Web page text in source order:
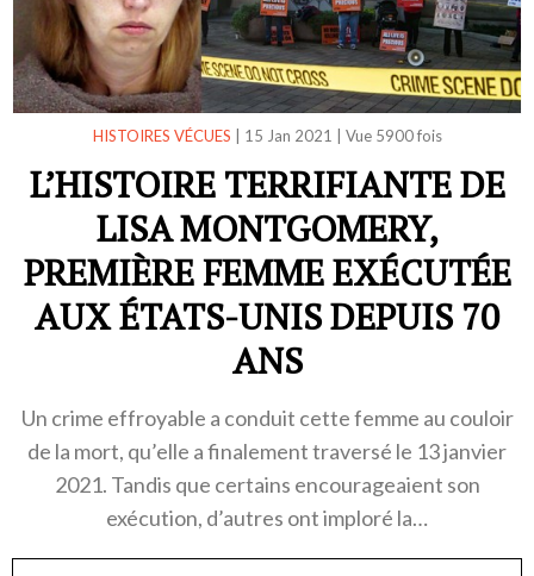
HISTOIRES VÉCUES 15 Jan 2021 Vue 5900 fois
L’HISTOIRE TERRIFIANTE DE
LISA MONTGOMERY,
PREMIÈRE FEMME EXÉCUTÉE
AUX ÉTATS-UNIS DEPUIS 70
ANS
Un crime effroyable a conduit cette femme au couloir
de la mort, qu’elle a finalement traversé le 13 janvier
2021. Tandis que certains encourageaient son
exécution, d’autres ont imploré la…